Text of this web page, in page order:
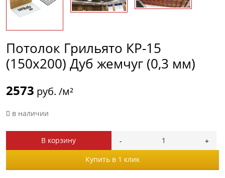
Потолок Грильято КР-15
(150х200) Дуб жемчуг (0,3 мм)
2573 руб. /м²
в наличии
В корзину
Купить в 1 клик